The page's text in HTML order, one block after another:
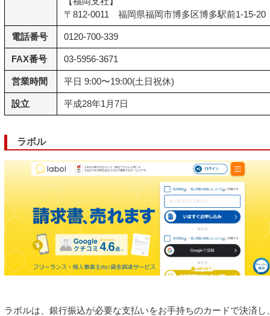
〒812-0011 福岡県福岡市博多区博多駅前1-15-
電話番号 0120-700-339
FAX番号 03-5956-3671
営業時間 平日 9:00〜19:00(土日祝休)
設立 平成28年1月7日
ラボル
ラボルは、銀行振込が必要な支払いをお手持ちのカードで決済